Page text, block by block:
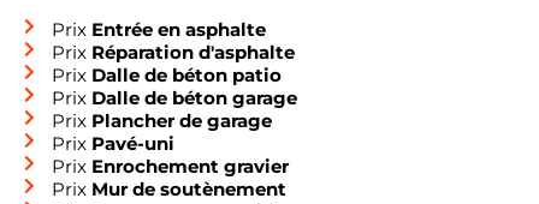
Prix Entrée en asphalte
Prix Réparation d'asphalte
Prix Dalle de béton patio
Prix Dalle de béton garage
Prix Plancher de garage
Prix Pavé-uni
Prix Enrochement gravier
Prix Mur de soutènement